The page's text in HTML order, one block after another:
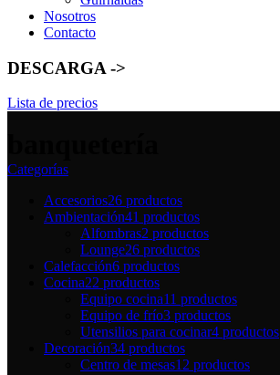
Nosotros
Contacto
DESCARGA ->
Lista de precios
Categorías
Accesorios26 productos
Ambientación41 productos
Alfombras2 productos
Lounge26 productos
Calefacción6 productos
Cocina22 productos
Equipo cocina11 productos
Equipo de frío3 productos
Utensilios para cocinar4 productos
Decoración34 productos
Centro de mesas12 productos